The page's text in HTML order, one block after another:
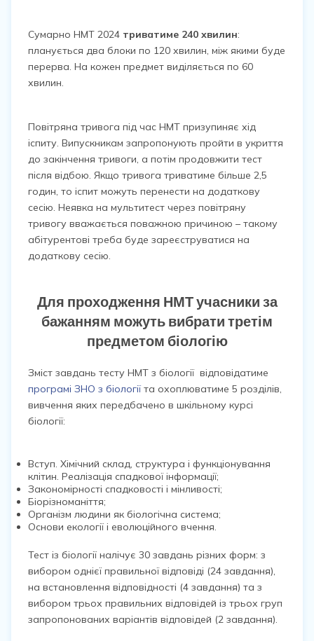
Сумарно НМТ 2024 триватиме 240 хвилин:
планується два блоки по 120 хвилин, між якими буде
перерва. На кожен предмет виділяється по 60
хвилин.
Повітряна тривога під час НМТ призупиняє хід
іспиту. Випускникам запропонують пройти в укриття
до закінчення тривоги, а потім продовжити тест
після відбою. Якщо тривога триватиме більше 2,5
годин, то іспит можуть перенести на додаткову
сесію. Неявка на мультитест через повітряну
тривогу вважається поважною причиною – такому
абітурентові треба буде зареєструватися на
додаткову сесію.
Для проходження НМТ учасники за
бажанням можуть вибрати третім
предметом біологію
Зміст завдань тесту НМТ з біології відповідатиме
програмі ЗНО з біології та охоплюватиме 5 розділів,
вивчення яких передбачено в шкільному курсі
біології:
Вступ. Хімічний склад, структура і функціонування
клітин. Реалізація спадкової інформації;
Закономірності спадковості і мінливості;
Біорізноманіття;
Організм людини як біологічна система;
Основи екології і еволюційного вчення.
Тест із біології налічує 30 завдань різних форм: з
вибором однієї правильної відповіді (24 завдання),
на встановлення відповідності (4 завдання) та з
вибором трьох правильних відповідей із трьох груп
запропонованих варіантів відповідей (2 завдання).